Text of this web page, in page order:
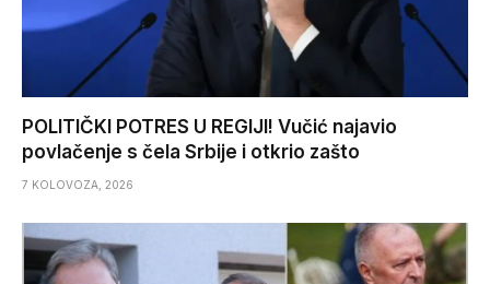
POLITIČKI POTRES U REGIJI! Vučić najavio
povlačenje s čela Srbije i otkrio zašto
7 KOLOVOZA, 2026